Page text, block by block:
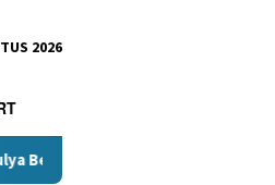
2026
Desa Wisata Hanjeli Soroti